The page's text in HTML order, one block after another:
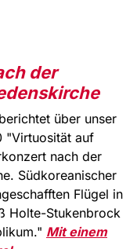
der
über unser
"Virtuosität auf
nach der
Südkoreanischer
Flügel in
Holte-Stukenbrock
Mit einem